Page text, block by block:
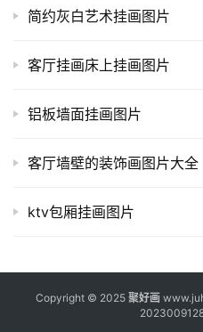
简约灰白艺术挂画图片
客厅挂画床上挂画图片
铝板墙面挂画图片
客厅墙壁的装饰画图片大全
ktv包厢挂画图片
Copyright © 2025 聚好画